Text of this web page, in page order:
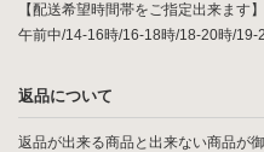
【配送希望時間帯をご指定出来ます】
午前中/14-16時/16-18時/18-20時/19-
返品について
返品が出来る商品と出来ない商品が御